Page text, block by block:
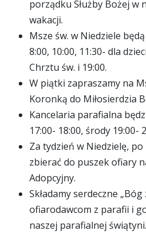
porządku Służby Bożej w
wakacji.
Msze św. w Niedziele
8:00, 10:00, 11:30- dla
Chrztu św. i 19:00.
W piątki zapraszamy na
Koronką do Miłosierdzia
Kancelaria parafialna
17:00- 18:00, środy 19:00-
Za tydzień w Niedzielę,
zbierać do puszek ofiary
Adopcyjny.
Składamy serdeczne „Bóg
ofiarodawcom z parafii i
naszej parafialnej świątyni.